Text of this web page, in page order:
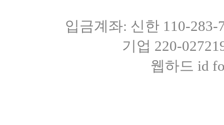
입금계좌: 신한 110-
기업 220-
웹하드 id